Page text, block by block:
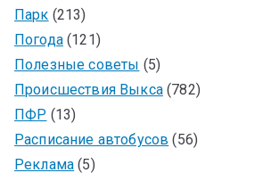
Парк (213)
Погода(121)
Полезные советы (5)
Происшествия Выкса(782)
ПФР (13)
Расписание автобусов (56)
Реклама (5)